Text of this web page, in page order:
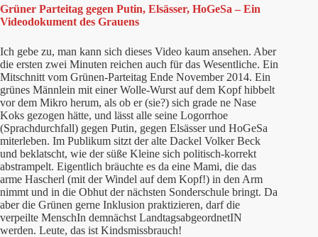
Grüner Parteitag gegen Putin, Elsässer, HoGeSa – Ein
Videodokument des Grauens
Ich gebe zu, man kann sich dieses Video kaum ansehen. Aber
die ersten zwei Minuten reichen auch für das Wesentliche. Ein
Mitschnitt vom Grünen-Parteitag Ende November 2014. Ein
grünes Männlein mit einer Wolle-Wurst auf dem Kopf hibbelt
vor dem Mikro herum, als ob er (sie?) sich grade ne Nase
Koks gezogen hätte, und lässt alle seine Logorrhoe
(Sprachdurchfall) gegen Putin, gegen Elsässer und HoGeSa
miterleben. Im Publikum sitzt der alte Dackel Volker Beck
und beklatscht, wie der süße Kleine sich politisch-korrekt
abstrampelt. Eigentlich bräuchte es da eine Mami, die das
arme Hascherl (mit der Windel auf dem Kopf!) in den Arm
nimmt und in die Obhut der nächsten Sonderschule bringt. Da
aber die Grünen gerne Inklusion praktizieren, darf die
verpeilte MenschIn demnächst LandtagsabgeordnetIN
werden. Leute, das ist Kindsmissbrauch!